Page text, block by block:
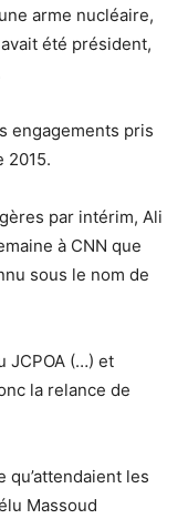
arme nucléaire,
été président,
engagements pris
2015.
par intérim, Ali
à CNN que
sous le nom de
JCPOA (…) et
la relance de
les
Massoud